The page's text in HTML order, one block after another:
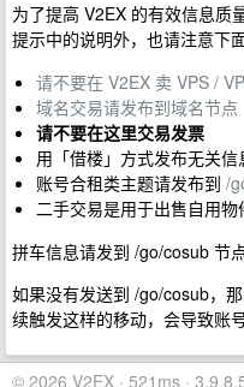
为了提高 V2EX 的有效信息质
提示中的说明外，也请注意下
请不要在 V2EX 卖 VPS /
域名交易请发布到域名节点
请不要在这里交易发票
用「借楼」方式发布无关
账号合租类主题请发布到 /
二手交易是用于出售自用物
拼车信息请发到 /go/cosub 节点
如果没有发送到 /go/cosub，
续触发这样的移动，会导致账
© 2026 V2EX · 521ms ·